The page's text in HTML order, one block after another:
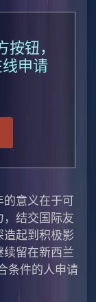
按钮，
申请
意义在于可
，结交国际友
造起到积极影
续留在新西兰
条件的人申请